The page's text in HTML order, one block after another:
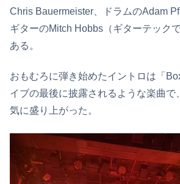
Chris Bauermeister、ドラムのAdam
ギターのMitch Hobbs（ギターテック
ある。
おもむろに弾き始めたイントロは「
イブの最後に披露されるような楽曲で
気に盛り上がった。